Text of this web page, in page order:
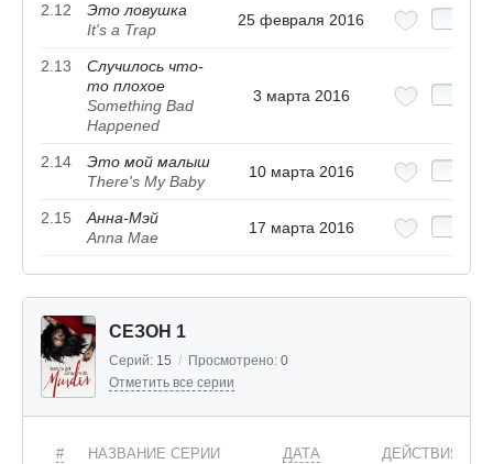
2.12
Это ловушка
It's a Trap
25 февраля 2016
2.13
Случилось что-
то плохое
Something Bad
Happened
3 марта 2016
2.14
Это мой малыш
There's My Baby
10 марта 2016
2.15
Анна-Мэй
Anna Mae
17 марта 2016
СЕЗОН 1
Серий: 15 / Просмотрено: 0
Отметить все серии
# НАЗВАНИЕ СЕРИИ ДАТА ДЕЙСТВИЯ